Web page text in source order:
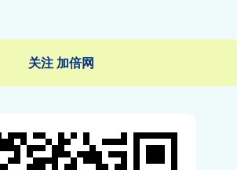
关注 加倍网